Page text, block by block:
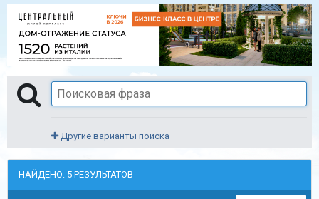
Другие варианты поиска
НАЙДЕНО: 5 РЕЗУЛЬТАТОВ